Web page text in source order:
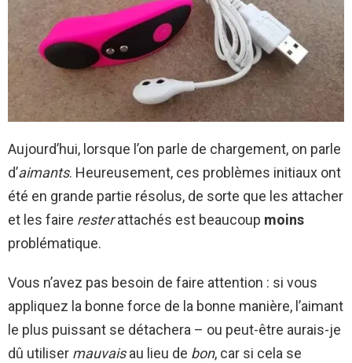
Aujourd’hui, lorsque l’on parle de chargement, on parle
d’aimants. Heureusement, ces problèmes initiaux ont
été en grande partie résolus, de sorte que les attacher
et les faire resterattachés est beaucoup moins
problématique.
Vous n’avez pas besoin de faire attention : si vous
appliquez la bonne force de la bonne manière, l’aimant
le plus puissant se détachera – ou peut-être aurais-je
dû utiliser mauvaisau lieu de bon, car si cela se